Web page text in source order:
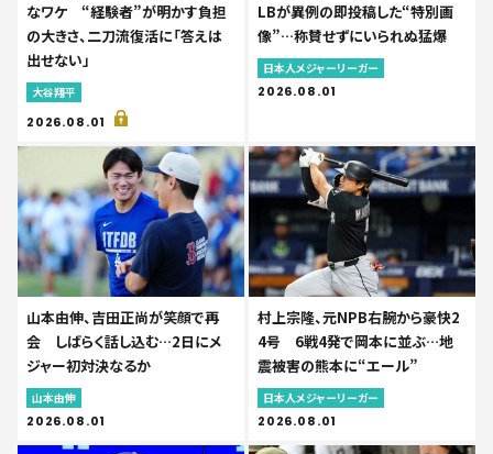
なワケ “経験者”が明かす負担
の大きさ、二刀流復活に「答えは
出せない」
大谷翔平
2026.08.01
LBが異例の即投稿した“特別画
像”…称賛せずにいられぬ猛爆
日本人メジャーリーガー
2026.08.01
山本由伸、吉田正尚が笑顔で再
会 しばらく話し込む…2日にメ
ジャー初対決なるか
山本由伸
2026.08.01
村上宗隆、元NPB右腕から豪快2
4号 6戦4発で岡本に並ぶ…地
震被害の熊本に“エール”
日本人メジャーリーガー
2026.08.01